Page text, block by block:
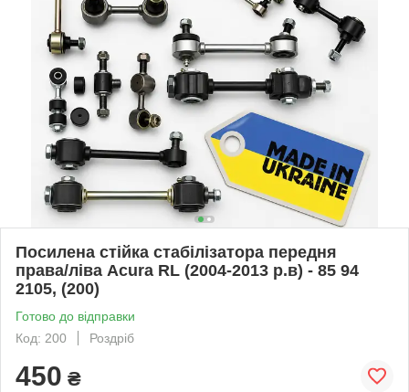
Посилена стійка стабілізатора передня
права/ліва Acura RL (2004-2013 р.в) - 85 94
2105, (200)
Готово до відправки
Код: 200
Роздріб
450 ₴